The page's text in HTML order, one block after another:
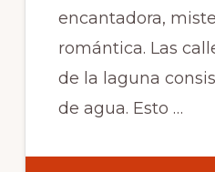
encantadora,
romántica. Las
de la laguna
de agua. Esto …